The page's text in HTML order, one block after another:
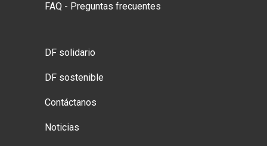
FAQ - Preguntas frecuentes
DF solidario
DF sostenible
Contáctanos
Noticias